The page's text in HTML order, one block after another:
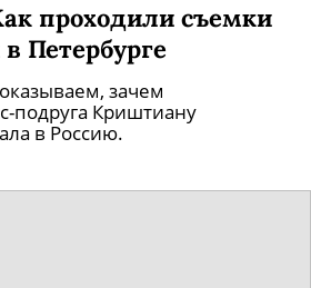
проходили съемки
Петербурге
зачем
подруга Криштиану
в Россию.